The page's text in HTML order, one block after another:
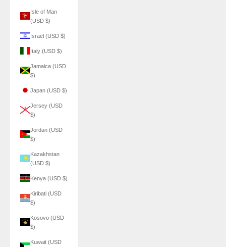
Isle of Man
(USD $)
Israel (USD $)
Italy (USD $)
Jamaica (USD
$)
Japan (USD $)
Jersey (USD
$)
Jordan (USD
$)
Kazakhstan
(USD $)
Kenya (USD $)
Kiribati (USD
$)
Kosovo (USD
$)
Kuwait (USD